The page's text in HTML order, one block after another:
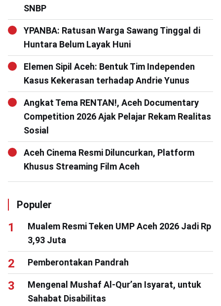
SNBP
YPANBA: Ratusan Warga Sawang Tinggal di
Huntara Belum Layak Huni
Elemen Sipil Aceh: Bentuk Tim Independen
Kasus Kekerasan terhadap Andrie Yunus
Angkat Tema RENTAN!, Aceh Documentary
Competition 2026 Ajak Pelajar Rekam Realitas
Sosial
Aceh Cinema Resmi Diluncurkan, Platform
Khusus Streaming Film Aceh
Populer
Mualem Resmi Teken UMP Aceh 2026 Jadi Rp
3,93 Juta
Pemberontakan Pandrah
Mengenal Mushaf Al-Qur’an Isyarat, untuk
Sahabat Disabilitas